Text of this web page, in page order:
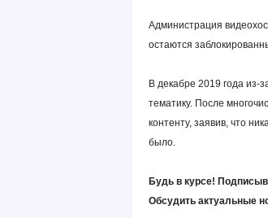
Администрация
остаются
В декабре 2019 года из-
тематику. После
контенту, заявив, что
было.
Будь в курсе!
Обсудить актуальные